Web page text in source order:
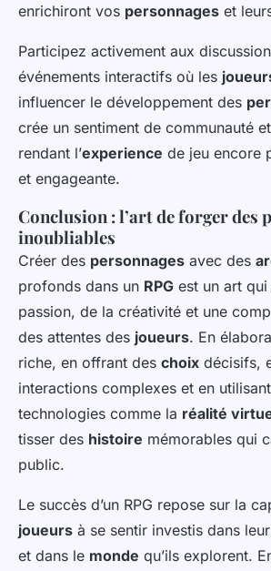
enrichiront vos personnages et
Participez activement aux
événements interactifs où les
influencer le développement des
crée un sentiment de communauté
rendant l’experience de jeu encore
et engageante.
Conclusion : l’art de forger des
inoubliables
Créer des personnages avec des
profonds dans un RPG est un art
passion, de la créativité et une
des attentes des joueurs. En
riche, en offrant des choix décisifs,
interactions complexes et en
technologies comme la réalité
tisser des histoire mémorables qui
public.
Le succès d’un RPG repose sur la
joueurs à se sentir investis dans
et dans le monde qu’ils explorent.